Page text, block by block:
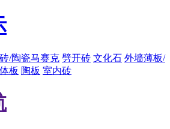
/陶瓷马赛克 劈开砖 文化石 外墙薄板/
板 陶板 室内砖